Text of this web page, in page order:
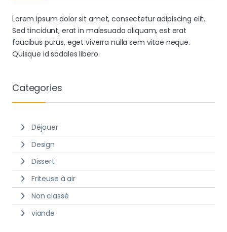
Lorem ipsum dolor sit amet, consectetur adipiscing elit.
Sed tincidunt, erat in malesuada aliquam, est erat
faucibus purus, eget viverra nulla sem vitae neque.
Quisque id sodales libero.
Categories
Déjouer
Design
Dissert
Friteuse à air
Non classé
viande